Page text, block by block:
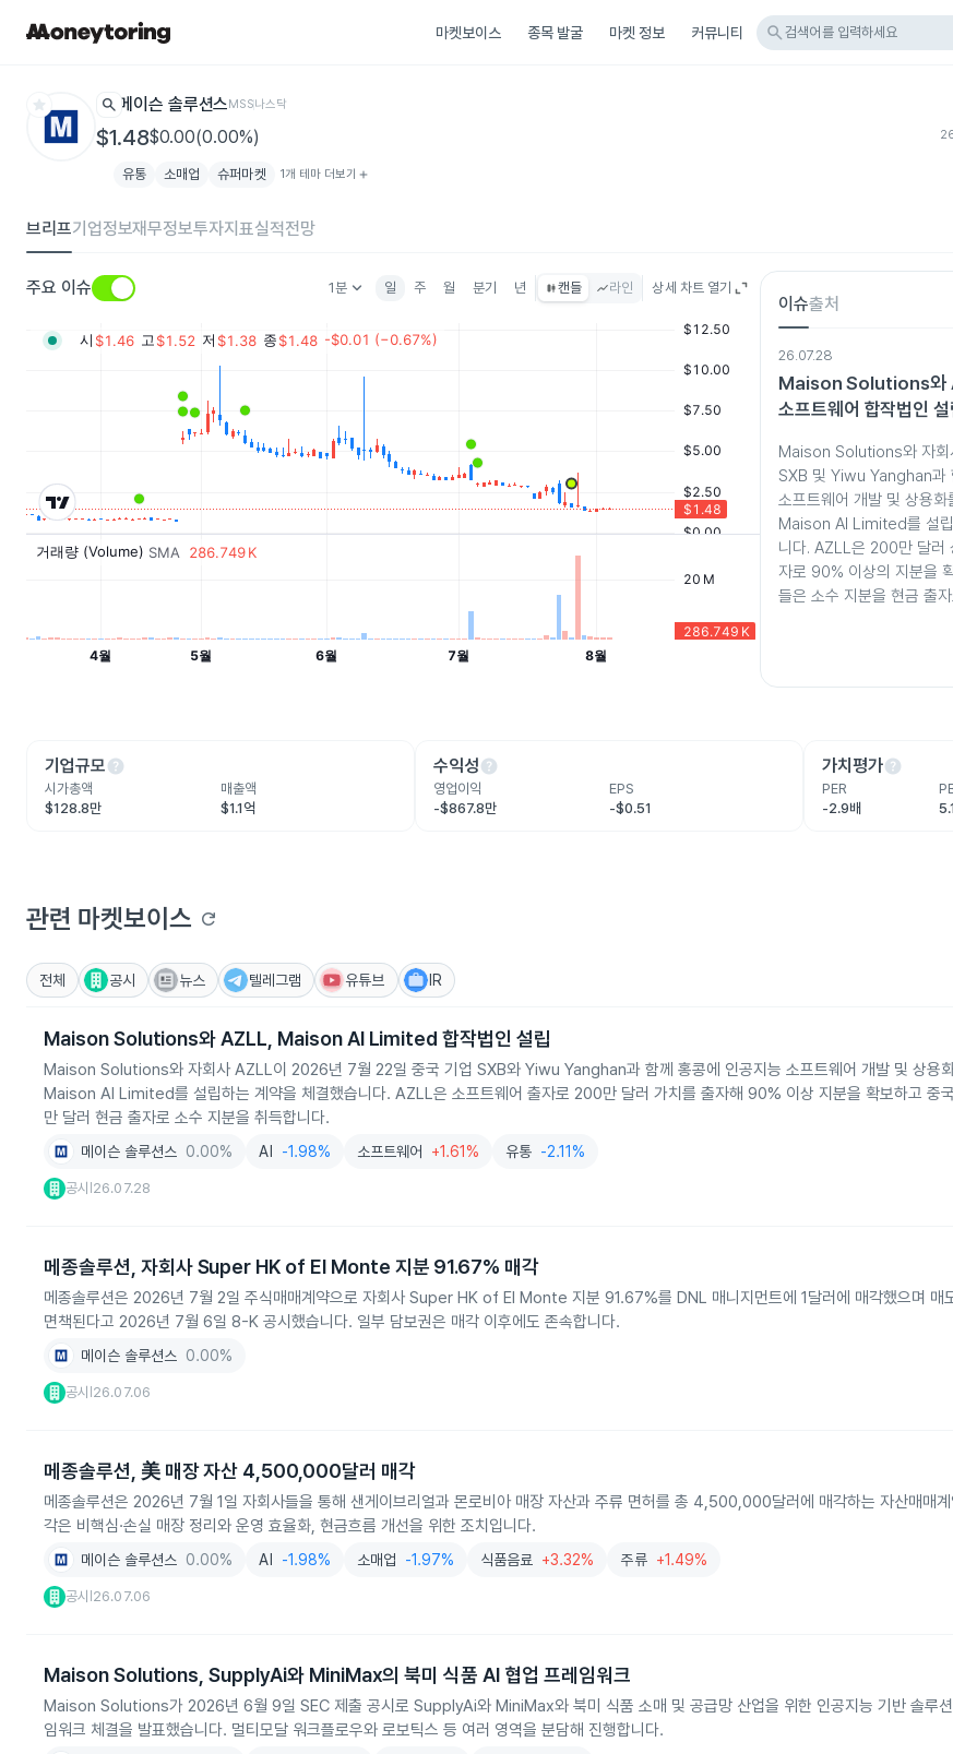
마켓보이스 종목 발굴 마켓 정보 커뮤니티 search 검색어를 입력하세요
star search 메이슨 솔루션스MSS나스닥
$1.48$0.00(0.00%)
유통 소매업 슈퍼마켓 1개 테마 더보기 add
브리프기업정보재무정보투자지표실적전망
주요 이슈 1분keyboard_arrow_down 일 주 월 분기 년 캔들 라인 상세 차트 열기
이슈출처
26.07.28
Maison Solutions와
소프트웨어 합작법인 설
Maison Solutions와 자회
SXB 및 Yiwu Yanghan과
소프트웨어 개발 및 상용화
Maison AI Limited를 설
니다. AZLL은 200만 달러
자로 90% 이상의 지분을
들은 소수 지분을 현금 출
기업규모help
시가총액
$128.8만
매출액
$1.1억
수익성help
영업이익
-$867.8만
EPS
-$0.51
가치평가help
PER
-2.9배
관련 마켓보이스 refresh
전체 공시 뉴스 텔레그램 유튜브 IR
Maison Solutions와 AZLL, Maison AI Limited 합작법인 설립
Maison Solutions와 자회사 AZLL이 2026년 7월 22일 중국 기업 SXB와 Yiwu Yanghan과 함께 홍콩에 인공지능 소프트웨어 개발 및 상용
Maison AI Limited를 설립하는 계약을 체결했습니다. AZLL은 소프트웨어 출자로 200만 달러 가치를 출자해 90% 이상 지분을 확보하고 중
만 달러 현금 출자로 소수 지분을 취득합니다.
메이슨 솔루션스 0.00% AI -1.98% 소프트웨어 +1.61% 유통 -2.11%
공시 26.07.28
메종솔루션, 자회사 Super HK of El Monte 지분 91.67% 매각
메종솔루션은 2026년 7월 2일 주식매매계약으로 자회사 Super HK of El Monte 지분 91.67%를 DNL 매니지먼트에 1달러에 매각했으며 매
면책된다고 2026년 7월 6일 8-K 공시했습니다. 일부 담보권은 매각 이후에도 존속합니다.
메이슨 솔루션스 0.00%
공시 26.07.06
메종솔루션, 美 매장 자산 4,500,000달러 매각
메종솔루션은 2026년 7월 1일 자회사들을 통해 샌게이브리얼과 몬로비아 매장 자산과 주류 면허를 총 4,500,000달러에 매각하는 자산매매계
각은 비핵심·손실 매장 정리와 운영 효율화, 현금흐름 개선을 위한 조치입니다.
메이슨 솔루션스 0.00% AI -1.98% 소매업 -1.97% 식품음료 +3.32% 주류 +1.49%
공시 26.07.06
Maison Solutions, SupplyAi와 MiniMax의 북미 식품 AI 협업 프레임워크
Maison Solutions가 2026년 6월 9일 SEC 제출 공시로 SupplyAi와 MiniMax와 북미 식품 소매 및 공급망 산업을 위한 인공지능 기반 솔루션
임워크 체결을 발표했습니다. 멀티모달 워크플로우와 로보틱스 등 여러 영역을 분담해 진행합니다.